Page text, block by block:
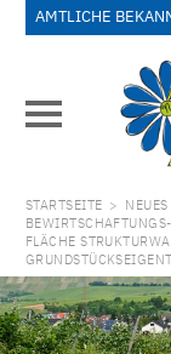
AMTLICHE
STARTSEITE >
FLÄCHE